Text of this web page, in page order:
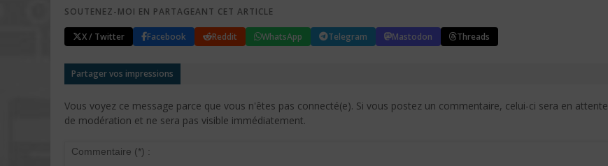
SOUTENEZ-MOI EN PARTAGEANT CET ARTICLE
X / Twitter Facebook Reddit WhatsApp Telegram Mastodon Threads
Partager vos impressions
Vous voyez ce message parce que vous n'êtes pas connecté(e). Si vous postez un commentaire, celui-ci sera en attente
de modération et ne sera pas visible immédiatement.